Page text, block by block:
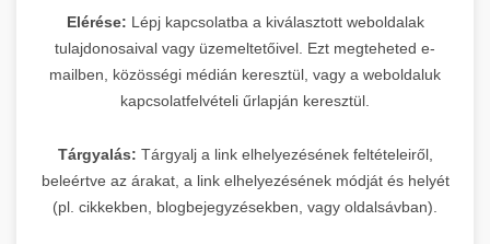
Elérése: Lépj kapcsolatba a kiválasztott weboldalak
tulajdonosaival vagy üzemeltetőivel. Ezt megteheted e-
mailben, közösségi médián keresztül, vagy a weboldaluk
kapcsolatfelvételi űrlapján keresztül.
Tárgyalás: Tárgyalj a link elhelyezésének feltételeiről,
beleértve az árakat, a link elhelyezésének módját és helyét
(pl. cikkekben, blogbejegyzésekben, vagy oldalsávban).